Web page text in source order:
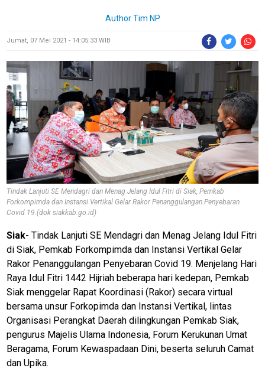
AuthorTim NP
Jumat, 07 Mei 2021 - 14:05:33 WIB
Tindak Lanjuti SE Mendagri dan Menag Jelang Idul Fitri di Siak, Pemkab
Forkompimda dan Instansi Vertikal Gelar Rakor Penanggulangan Penyebaran
Covid 19.(dok siakkab.go.id)
Siak- Tindak Lanjuti SE Mendagri dan Menag Jelang Idul Fitri
di Siak, Pemkab Forkompimda dan Instansi Vertikal Gelar
Rakor Penanggulangan Penyebaran Covid 19. Menjelang Hari
Raya Idul Fitri 1442 Hijriah beberapa hari kedepan, Pemkab
Siak menggelar Rapat Koordinasi (Rakor) secara virtual
bersama unsur Forkopimda dan Instansi Vertikal, lintas
Organisasi Perangkat Daerah dilingkungan Pemkab Siak,
pengurus Majelis Ulama Indonesia, Forum Kerukunan Umat
Beragama, Forum Kewaspadaan Dini, beserta seluruh Camat
dan Upika.